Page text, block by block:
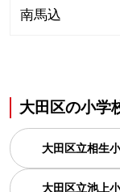
南馬込
大田区の小学
大田区立相生
大田区立池上